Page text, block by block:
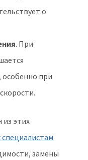
о
. При
особенно при
из этих
замены